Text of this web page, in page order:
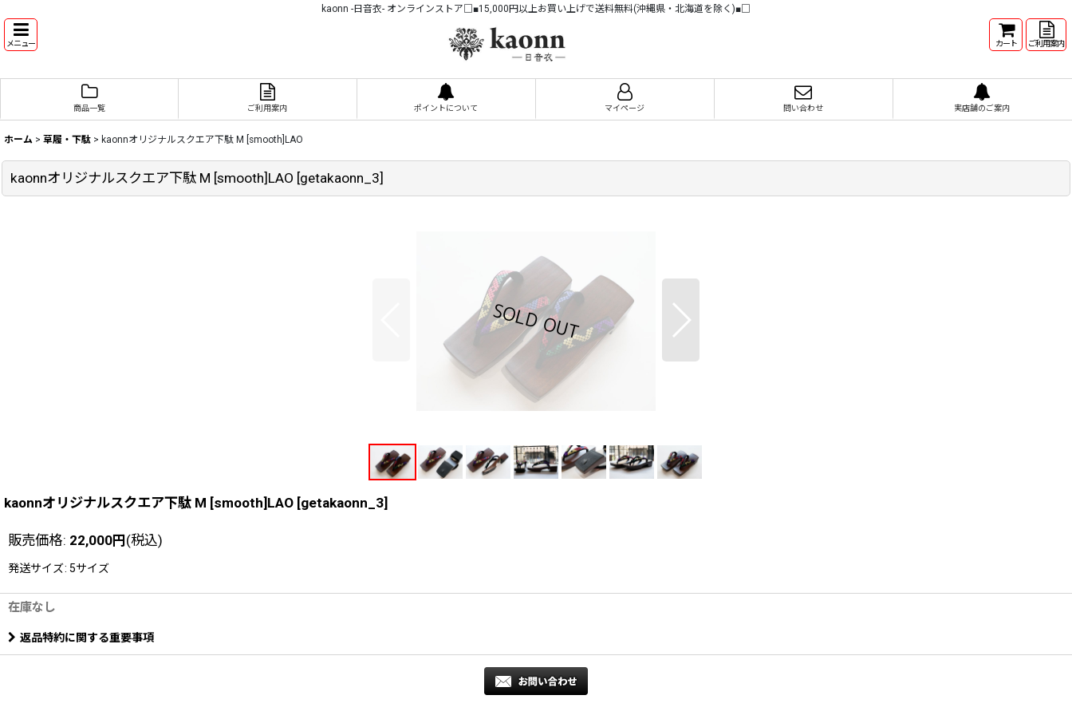
kaonn -日音衣- オンラインストア□■15,000円以上お買い上げで送料無料(沖縄県・北海道を除く)■□
メニュー カート ご利用案内
商品一覧 ご利用案内 ポイントについて マイページ 問い合わせ 実店舗のご案内
ホーム > 草履・下駄 > kaonnオリジナルスクエア下駄 M [smooth]LAO
kaonnオリジナルスクエア下駄 M [smooth]LAO [getakaonn_3]
kaonnオリジナルスクエア下駄 M [smooth]LAO [getakaonn_3]
販売価格: 22,000円(税込)
発送サイズ: 5サイズ
在庫なし
返品特約に関する重要事項